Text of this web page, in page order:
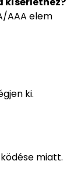
AAA elem
ki.
miatt.